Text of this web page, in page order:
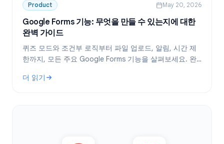
Product May 20, 2026
Google Forms 기능: 무엇을 만들 수 있는지에 대한
완벽 가이드
퀴즈 모드와 조건부 로직부터 파일 업로드, 알림, 시간 제
한까지, 모든 주요 Google Forms 기능을 살펴보세요. 완
더 읽기
: Google Forms 기능: 무엇을 만들 수 있는지에 대한 완벽 가이